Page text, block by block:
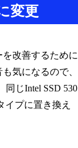
変更
改善するために
気になるので、
同じIntel SSD 530
イプに置き換え